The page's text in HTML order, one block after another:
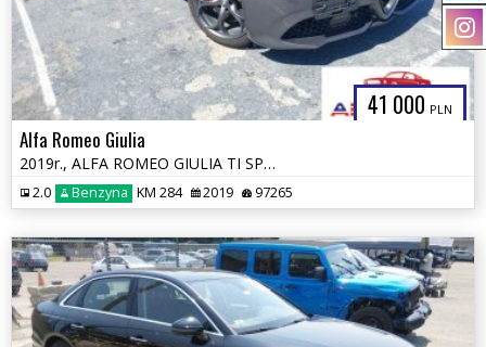
41 000 PLN
Alfa Romeo Giulia
2019r., ALFA ROMEO GIULIA TI SPORT AWD, 2L, od ubezpieczalni
2.0 Benzyna KM 284 2019 97265